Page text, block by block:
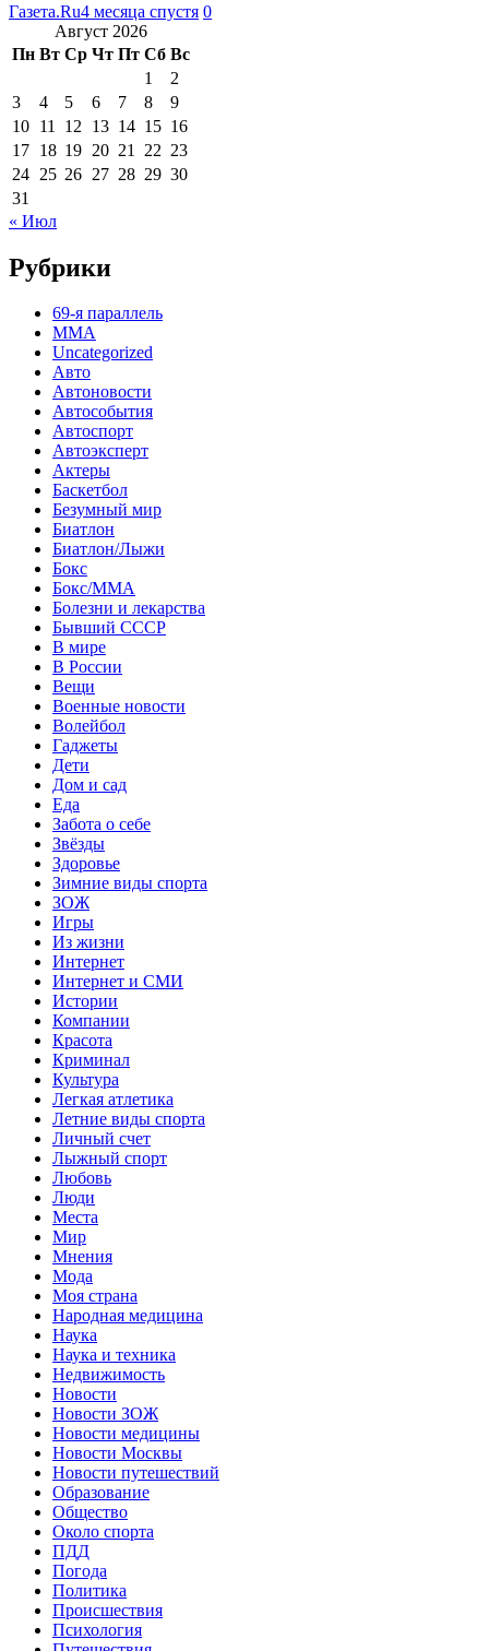
Газета.Ru4 месяца спустя 0
Август 2026
Пн Вт Ср Чт Пт Сб Вс
1
2
3
4 5 6 7 8
9
10 11 12 13 14 15 16
17 18 19 20 21 22 23
24 25 26 27 28 29 30
31
« Июл
Рубрики
69-я параллель
MMA
Uncategorized
Авто
Автоновости
Автособытия
Автоспорт
Автоэксперт
Актеры
Баскетбол
Безумный мир
Биатлон
Биатлон/Лыжи
Бокс
Бокс/MMA
Болезни и лекарства
Бывший СССР
В мире
В России
Вещи
Военные новости
Волейбол
Гаджеты
Дети
Дом и сад
Еда
Забота о себе
Звёзды
Здоровье
Зимние виды спорта
ЗОЖ
Игры
Из жизни
Интернет
Интернет и СМИ
Истории
Компании
Красота
Криминал
Культура
Легкая атлетика
Летние виды спорта
Личный счет
Лыжный спорт
Любовь
Люди
Места
Мир
Мнения
Мода
Моя страна
Народная медицина
Наука
Наука и техника
Недвижимость
Новости
Новости ЗОЖ
Новости медицины
Новости Москвы
Новости путешествий
Образование
Общество
Около спорта
ПДД
Погода
Политика
Происшествия
Психология